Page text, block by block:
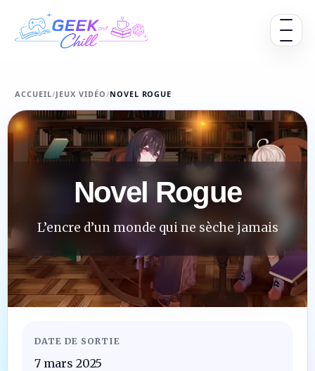
Ouvrir
ACCUEIL/JEUX VIDÉO/NOVEL ROGUE
Novel Rogue
L’encre d’un monde qui ne sèche jamais
DATE DE SORTIE
7 mars 2025